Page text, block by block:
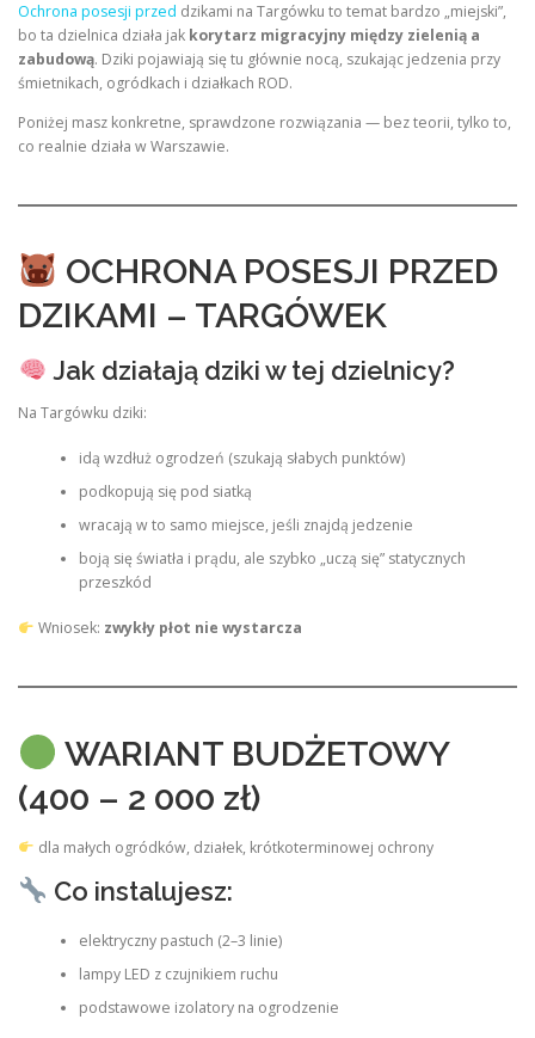
Ochrona posesji przed dzikami na Targówku to temat bardzo „miejski”,
bo ta dzielnica działa jak korytarz migracyjny między zielenią a
zabudową. Dziki pojawiają się tu głównie nocą, szukając jedzenia przy
śmietnikach, ogródkach i działkach ROD.
Poniżej masz konkretne, sprawdzone rozwiązania — bez teorii, tylko to,
co realnie działa w Warszawie.
OCHRONA POSESJI PRZED
DZIKAMI – TARGÓWEK
Jak działają dziki w tej dzielnicy?
Na Targówku dziki:
idą wzdłuż ogrodzeń (szukają słabych punktów)
podkopują się pod siatką
wracają w to samo miejsce, jeśli znajdą jedzenie
boją się światła i prądu, ale szybko „uczą się” statycznych
przeszkód
Wniosek: zwykły płot nie wystarcza
WARIANT BUDŻETOWY
(400 – 2 000 zł)
dla małych ogródków, działek, krótkoterminowej ochrony
Co instalujesz:
elektryczny pastuch (2–3 linie)
lampy LED z czujnikiem ruchu
podstawowe izolatory na ogrodzenie